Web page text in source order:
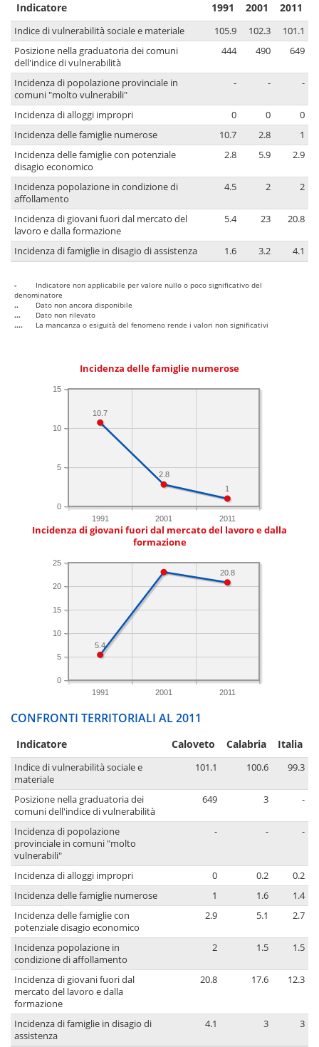
Indicatore 1991 2001 2011
Indice di vulnerabilità sociale e materiale 105.9 102.3
101.1
Posizione nella graduatoria dei comuni
dell'indice di vulnerabilità
444 490 649
Incidenza di popolazione provinciale in
comuni "molto vulnerabili"
- - -
Incidenza di alloggi impropri 0 0
0
Incidenza delle famiglie numerose
10.7 2.8
1
Incidenza delle famiglie con potenziale
disagio economico
2.8 5.9 2.9
Incidenza popolazione in condizione di
affollamento
4.5 2 2
Incidenza di giovani fuori dal mercato del
lavoro e dalla formazione
5.4 23 20.8
Incidenza di famiglie in disagio di assistenza 1.6 3.2 4.1
-
Indicatore non applicabile per valore nullo o poco significativo del
denominatore
..
Dato non ancora disponibile
...
Dato non rilevato
....
La mancanza o esiguità del fenomeno rende i valori non significativi
Incidenza delle famiglie numerose
1991 2001 2011
0
5
10
15
1
2.8
10.7
Incidenza di giovani fuori dal mercato del lavoro e dalla
formazione
1991 2001 2011
0
5
10
15
20
25
20.8
5.4
CONFRONTI TERRITORIALI AL 2011
Indicatore Caloveto Calabria Italia
Indice di vulnerabilità sociale e
materiale
101.1 100.6 99.3
Posizione nella graduatoria dei
comuni dell'indice di vulnerabilità
649 3 -
Incidenza di popolazione
provinciale in comuni "molto
vulnerabili"
- - -
Incidenza di alloggi impropri 0 0.2
0.2
Incidenza delle famiglie numerose
1 1.6
1.4
Incidenza delle famiglie con
potenziale disagio economico
2.9 5.1 2.7
Incidenza popolazione in
condizione di affollamento
2 1.5 1.5
Incidenza di giovani fuori dal
mercato del lavoro e dalla
formazione
20.8 17.6 12.3
Incidenza di famiglie in disagio di
assistenza
4.1 3 3